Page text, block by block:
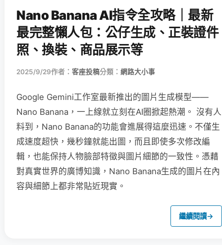
Nano Banana AI指令全攻略｜最新
最完整懶人包：公仔生成、正裝證件
照、換裝、商品展示等
2025/9/29作者： 客座投稿分類： 網路大小事
Google Gemini工作室最新推出的圖片生成模型——
Nano Banana，一上線就立刻在AI圈掀起熱潮。 沒有人
料到，Nano Banana的功能會進展得這麼迅速。不僅生
成速度超快，幾秒鐘就能出圖，而且即使多次修改編
輯，也能保持人物臉部特徵與圖片細節的一致性。憑藉
對真實世界的廣博知識，Nano Banana生成的圖片在內
容與細節上都非常貼近現實。
繼續閱讀→